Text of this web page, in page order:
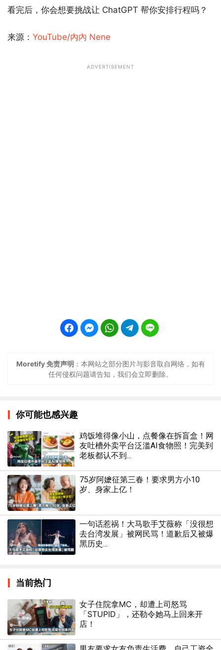
看完后，你会想要挑战让 ChatGPT 帮你安排行程吗？
来源： YouTube/內內 Nene
ADVERTISEMENT
Moretify 免责声明 ：本网站之部分图片与影音取自网络，如有
任何侵权问题请告知，我们会立即删除。
你可能也感兴趣
鸡饭堆得像小山，点餐像在拆盲盒！网
友吐槽外卖平台泛滥AI食物照！完美到
老板都认不到...
75岁阿嬷征第三春！要求男方小10
岁、身家上亿！
一句话惹祸！大马歌手艾薇称「没很想
去台湾发展」被网民骂！道歉后又被爆
黑历史...
当前热门
女子住院拿MC，却遭上司怒骂
「STUPID」，还勒令她马上回来开
店！